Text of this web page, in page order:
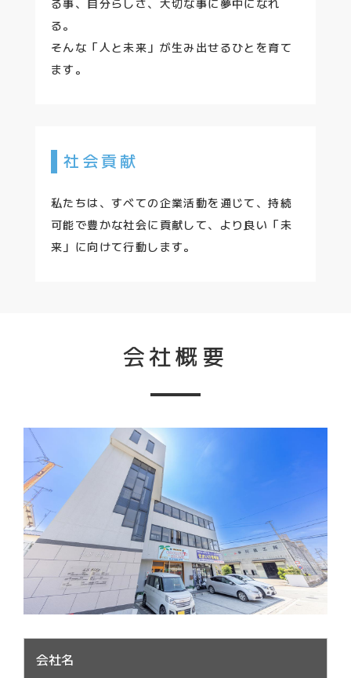
る事、自分らしさ、大切な事に夢中になれ
る。
そんな「人と未来」が生み出せるひとを育て
ます。
社会貢献
私たちは、すべての企業活動を通じて、持続
可能で豊かな社会に貢献して、より良い「未
来」に向けて行動します。
会社概要
会社名